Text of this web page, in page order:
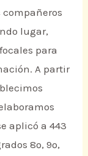
lugar,
para
A partir
aplicó a 443
8º, 9º,